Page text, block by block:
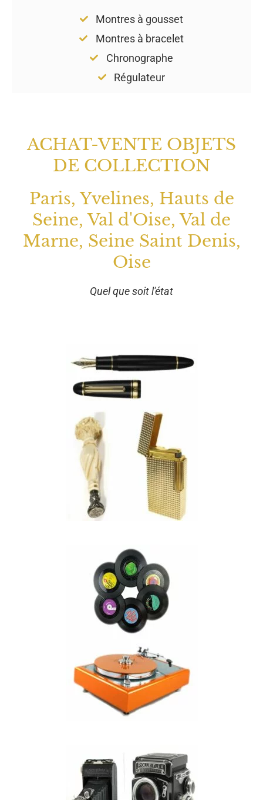
Montres à gousset
Montres à bracelet
Chronographe
Régulateur
ACHAT-VENTE OBJETS
DE COLLECTION
Paris, Yvelines, Hauts de
Seine, Val d'Oise, Val de
Marne, Seine Saint Denis,
Oise
Quel que soit l'état